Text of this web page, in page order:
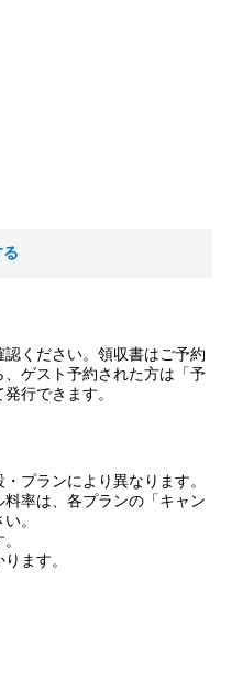
ください。領収書はご予約
ゲスト予約された方は「予
行できます。
プランにより異なります。
率は、各プランの「キャン
。
ます。